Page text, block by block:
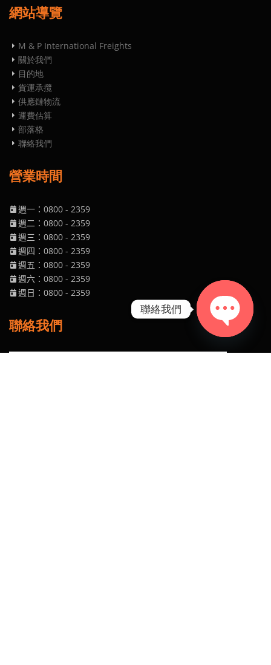
網站導覽
M & P International Freights
關於我們
目的地
貨運承攬
供應鏈物流
運費估算
部落格
聯絡我們
營業時間
週一：0800 - 2359
週二 ：0800 - 2359
週三 ：0800 - 2359
週四 ：0800 - 2359
週五 ：0800 - 2359
週六 ：0800 - 2359
週日 ：0800 - 2359
聯絡我們
聯絡我們